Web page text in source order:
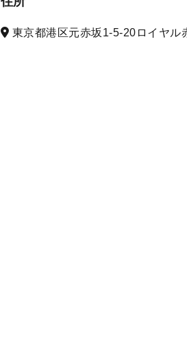
東京都港区元赤坂1-5-20ロイヤル